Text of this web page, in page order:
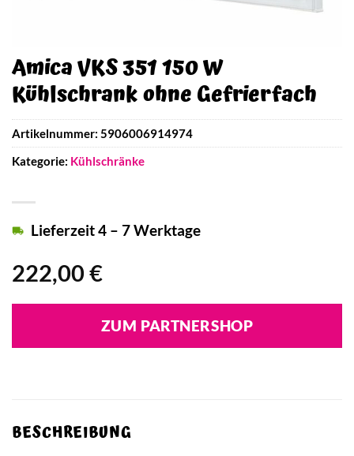
Amica VKS 351 150 W
Kühlschrank ohne Gefrierfach
222,00 €
Lieferzeit 4 – 7 Werktage
ZUM PARTNERSHOP
Artikelnummer: 5906006914974
Kategorie: Kühlschränke
BESCHREIBUNG